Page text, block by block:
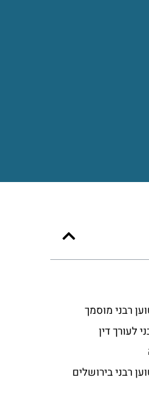
רבני מוסמך
לעורך דין
רבני בירושלים